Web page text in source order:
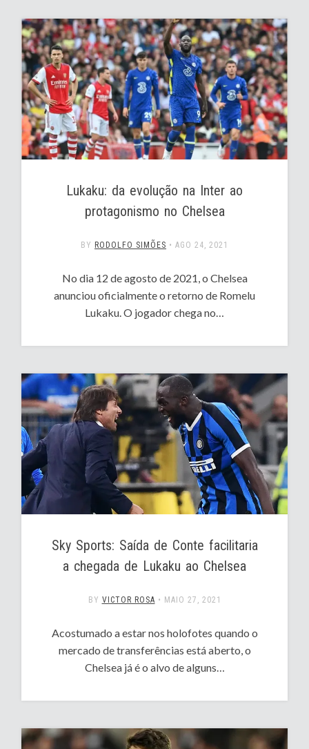
Lukaku: da evolução na Inter ao
protagonismo no Chelsea
BY RODOLFO SIMÕES • AGO 24, 2021
No dia 12 de agosto de 2021, o Chelsea
anunciou oficialmente o retorno de Romelu
Lukaku. O jogador chega no…
Sky Sports: Saída de Conte facilitaria
a chegada de Lukaku ao Chelsea
BY VICTOR ROSA • MAIO 27, 2021
Acostumado a estar nos holofotes quando o
mercado de transferências está aberto, o
Chelsea já é o alvo de alguns…